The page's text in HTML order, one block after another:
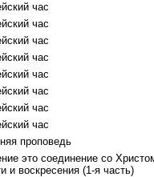
час
час
час
час
час
час
час
час
проповедь
это соединение со
и воскресения (1-я часть)